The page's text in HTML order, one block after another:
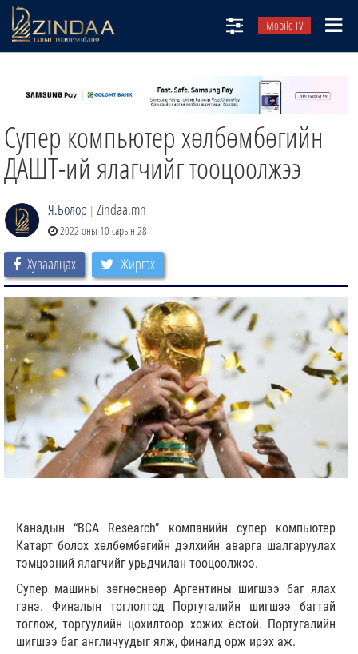
Mobile TV
ТВ8
ӨГЛӨӨНИЙ СОНИН
АУДИО ЗОХИОЛ
ЗИНДАА СЭТГҮҮЛ
Супер компьютер хөлбөмбөгийн
ДАШТ-ий ялагчийг тооцоолжээ
Я.Болор | Zindaa.mn
2022 оны 10 сарын 28
Хуваалцах Жиргэх
Канадын “BCA Research” компанийн супер компьютер
Катарт болох хөлбөмбөгийн дэлхийн аварга шалгаруулах
тэмцээний ялагчийг урьдчилан тооцоолжээ.
Супер машины зөгнөснөөр Аргентины шигшээ баг ялах
гэнэ. Финалын тоглолтод Португалийн шигшээ багтай
тоглож, торгуулийн цохилтоор хожих ёстой. Португалийн
шигшээ баг англичуудыг ялж, финалд орж ирэх аж.